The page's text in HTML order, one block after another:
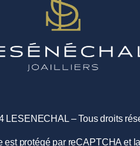
LESENECHAL – Tous droits
est protégé par reCAPTCHA et la